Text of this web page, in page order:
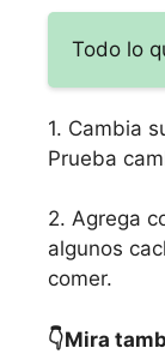
Todo lo
1. Cambia
Prueba
2. Agrega
algunos
comer.
👇Mira